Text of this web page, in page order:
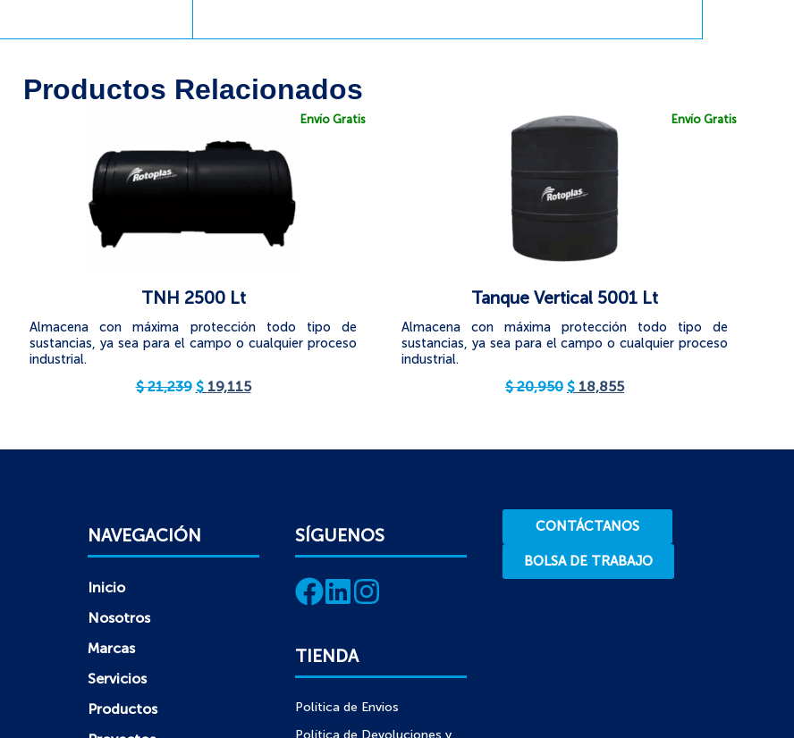
Productos Relacionados
Envío Gratis
TNH 2500 Lt
Almacena con máxima protección todo tipo de
sustancias, ya sea para el campo o cualquier proceso
industrial.
$21,239 $ 19,115
Envío Gratis
Tanque Vertical 5001 Lt
Almacena con máxima protección todo tipo de
sustancias, ya sea para el campo o cualquier proceso
industrial.
$20,950 $ 18,855
NAVEGACIÓN
Inicio
Nosotros
Marcas
Servicios
Productos
SÍGUENOS
TIENDA
Política de Envios
Política de Devoluciones y
CONTÁCTANOS
BOLSA DE TRABAJO